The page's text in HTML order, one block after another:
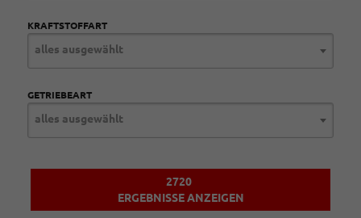
KRAFTSTOFFART
alles ausgewählt
GETRIEBEART
alles ausgewählt
2720
ERGEBNISSE ANZEIGEN